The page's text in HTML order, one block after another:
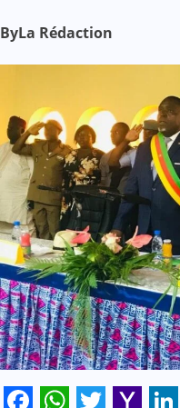
ByLa Rédaction